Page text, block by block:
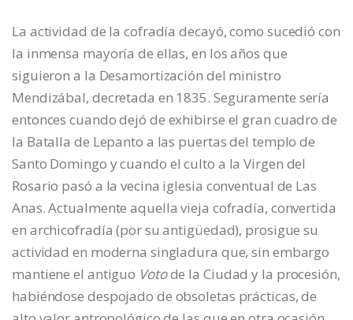
La actividad de la cofradía decayó, como sucedió con
la inmensa mayoría de ellas, en los años que
siguieron a la Desamortización del ministro
Mendizábal, decretada en 1835. Seguramente sería
entonces cuando dejó de exhibirse el gran cuadro de
la Batalla de Lepanto a las puertas del templo de
Santo Domingo y cuando el culto a la Virgen del
Rosario pasó a la vecina iglesia conventual de Las
Anas. Actualmente aquella vieja cofradía, convertida
en archicofradía (por su antigüedad), prosigue su
actividad en moderna singladura que, sin embargo
mantiene el antiguo Votode la Ciudad y la procesión,
habiéndose despojado de obsoletas prácticas, de